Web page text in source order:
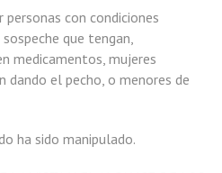
con condiciones
que tengan,
medicamentos, mujeres
dando el pecho, o menores de
ha sido manipulado.